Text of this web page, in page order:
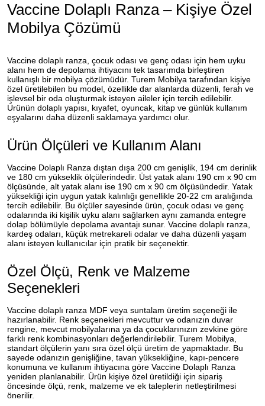
Vaccine Dolaplı Ranza – Kişiye Özel
Mobilya Çözümü
Vaccine dolaplı ranza, çocuk odası ve genç odası için hem uyku
alanı hem de depolama ihtiyacını tek tasarımda birleştiren
kullanışlı bir mobilya çözümüdür. Turem Mobilya tarafından kişiye
özel üretilebilen bu model, özellikle dar alanlarda düzenli, ferah ve
işlevsel bir oda oluşturmak isteyen aileler için tercih edilebilir.
Ürünün dolaplı yapısı, kıyafet, oyuncak, kitap ve günlük kullanım
eşyalarını daha düzenli saklamaya yardımcı olur.
Ürün Ölçüleri ve Kullanım Alanı
Vaccine Dolaplı Ranza dıştan dışa 200 cm genişlik, 194 cm derinlik
ve 180 cm yükseklik ölçülerindedir. Üst yatak alanı 190 cm x 90 cm
ölçüsünde, alt yatak alanı ise 190 cm x 90 cm ölçüsündedir. Yatak
yüksekliği için uygun yatak kalınlığı genellikle 20-22 cm aralığında
tercih edilebilir. Bu ölçüler sayesinde ürün, çocuk odası ve genç
odalarında iki kişilik uyku alanı sağlarken aynı zamanda entegre
dolap bölümüyle depolama avantajı sunar. Vaccine dolaplı ranza,
kardeş odaları, küçük metrekareli odalar ve daha düzenli yaşam
alanı isteyen kullanıcılar için pratik bir seçenektir.
Özel Ölçü, Renk ve Malzeme
Seçenekleri
Vaccine dolaplı ranza MDF veya suntalam üretim seçeneği ile
hazırlanabilir. Renk seçenekleri mevcuttur ve odanızın duvar
rengine, mevcut mobilyalarına ya da çocuklarınızın zevkine göre
farklı renk kombinasyonları değerlendirilebilir. Turem Mobilya,
standart ölçülerin yanı sıra özel ölçü üretim de yapmaktadır. Bu
sayede odanızın genişliğine, tavan yüksekliğine, kapı-pencere
konumuna ve kullanım ihtiyacına göre Vaccine Dolaplı Ranza
yeniden planlanabilir. Ürün kişiye özel üretildiği için sipariş
öncesinde ölçü, renk, malzeme ve ek taleplerin netleştirilmesi
önerilir.